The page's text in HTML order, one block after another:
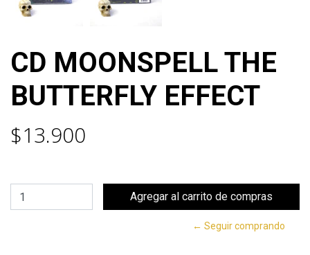
CD MOONSPELL THE
BUTTERFLY EFFECT
$13.900
← Seguir comprando